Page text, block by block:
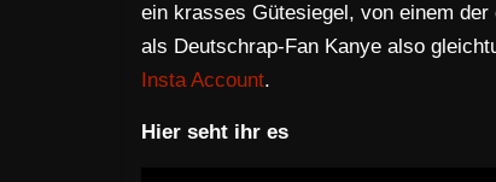
ein krasses Gütesiegel, von einem
als Deutschrap-Fan Kanye also
Insta Account.
Hier seht ihr es